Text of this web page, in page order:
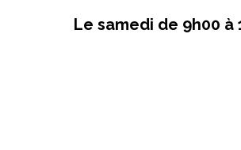
Le samedi de 9h00 à